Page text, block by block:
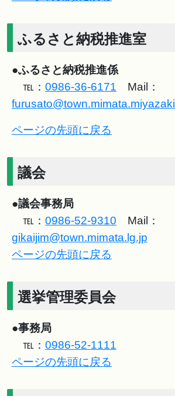
ふるさと納税推進室
●ふるさと納税推進係
℡： 0986-36-6171 Mail：
ページの先頭に戻る
議会
●議会事務局
℡： 0986-52-9310 Mail：
gikaijim@town.mimata.lg.jp
ページの先頭に戻る
選挙管理委員会
●事務局
℡： 0986-52-1111
ページの先頭に戻る